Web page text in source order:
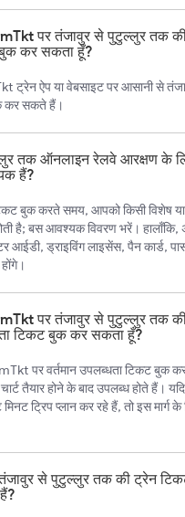
पर तंजावुर से पुटुल्लुर तक
कर सकता हूँ?
ऐप या वेबसाइट पर आसानी से
कर सकते हैं।
तक ऑनलाइन रेलवे आरक्षण के
हैं?
बुक करते समय, आपको किसी विशेष
है; बस आवश्यक विवरण भरें। हालाँकि,
आईडी, ड्राइविंग लाइसेंस, पैन कार्ड,
पर तंजावुर से पुटुल्लुर तक
टिकट बुक कर सकता हूँ?
पर वर्तमान उपलब्धता टिकट बुक
तैयार होने के बाद उपलब्ध होते हैं।
ट्रिप प्लान कर रहे हैं, तो इस मार्ग के
से पुटुल्लुर तक की ट्रेन